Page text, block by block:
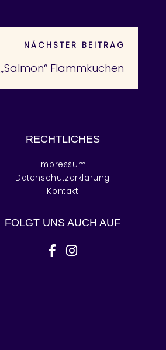
NÄCHSTER BEITRAG
„Salmon“ Flammkuchen
RECHTLICHES
Impressum
Datenschutzerklärung
Kontakt
FOLGT UNS AUCH AUF
facebook-f
instagram